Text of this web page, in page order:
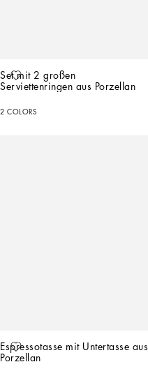
Set mit 2 großen
Serviettenringen aus Porzellan
2 COLORS
Espressotasse mit Untertasse aus
Porzellan